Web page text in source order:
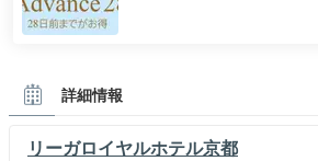
詳細情報
リーガロイヤルホテル京都